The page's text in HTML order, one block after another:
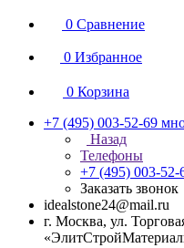
0 Сравнение
0 Избранное
0 Корзина
+7 (495) 003-52-69
Назад
Телефоны
+7 (495) 003-52-
Заказать звонок
idealstone24@mail.ru
г. Москва, ул.